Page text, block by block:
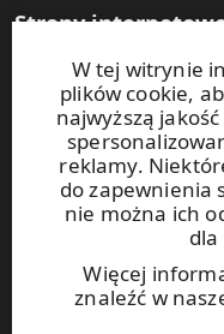
W tej witrynie
plików cookie,
najwyższą
reklamy.
do zapewnienia
nie można ich
dla
Więcej
znaleźć w
Strony
UPM Raflatac Graphics
UPM Raflatac Office
UPM Raflatac
Kontakt
Niniejsza witryna jest
reCAPTCHA. Obowiązują
warunki korzystaniaz